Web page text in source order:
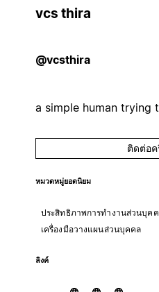
vcs thira
@vcsthira
a simple human trying
ติดต่อค
หมวดหมู่ยอดนิยม
ประสิทธิภาพการทำงานส่วนบุค
เครื่องมือวางแผนส่วนบุคคล
ลิงค์